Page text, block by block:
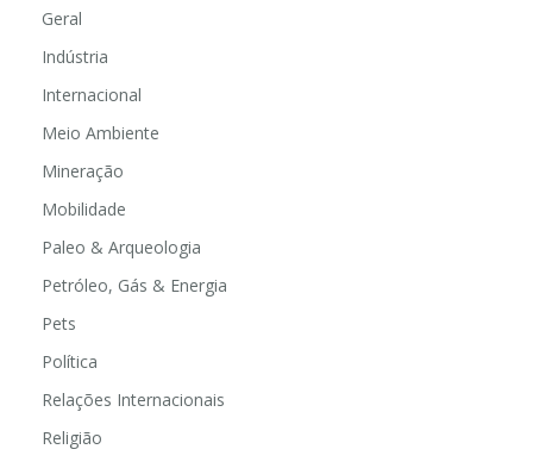
Geral
Indústria
Internacional
Meio Ambiente
Mineração
Mobilidade
Paleo & Arqueologia
Petróleo, Gás & Energia
Pets
Política
Relações Internacionais
Religião